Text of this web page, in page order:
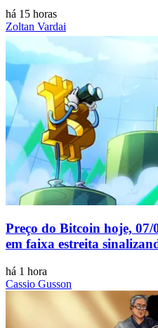
há 15 horas
Zoltan Vardai
Preço do Bitcoin hoje,
em faixa estreita
há 1 hora
Cassio Gusson